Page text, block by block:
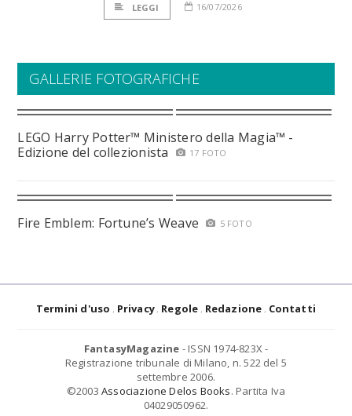
LEGGI 16/07/2026
GALLERIE FOTOGRAFICHE
LEGO Harry Potter™ Ministero della Magia™ -
Edizione del collezionista
17 FOTO
Fire Emblem: Fortune’s Weave 5 FOTO
Termini d'uso Privacy Regole Redazione Contatti
FantasyMagazine - ISSN 1974-823X -
Registrazione tribunale di Milano, n. 522 del 5
settembre 2006.
©2003 Associazione Delos Books. Partita Iva
04029050962.